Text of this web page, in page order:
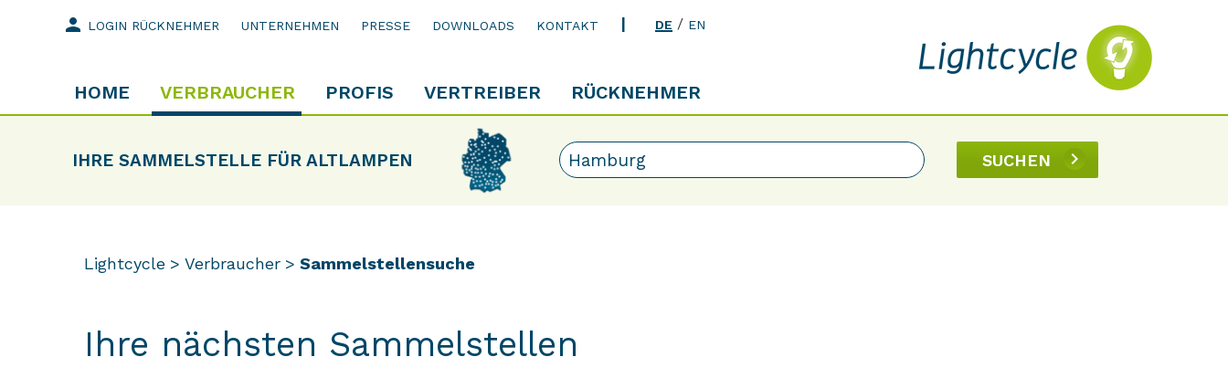
HOME VERBRAUCHER PROFIS VERTREIBER RÜCKNEHMER
person LOGIN RÜCKNEHMER UNTERNEHMEN PRESSE DOWNLOADS KONTAKT DE / EN
IHRE SAMMELSTELLE FÜR ALTLAMPEN SUCHEN
Lightcycle Verbraucher Sammelstellensuche
Ihre nächsten Sammelstellen